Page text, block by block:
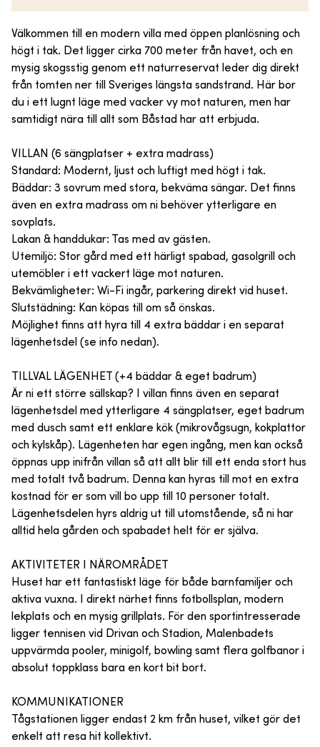
Välkommen till en modern villa med öppen planlösning och
högt i tak. Det ligger cirka 700 meter från havet, och en
mysig skogsstig genom ett naturreservat leder dig direkt
från tomten ner till Sveriges längsta sandstrand. Här bor
du i ett lugnt läge med vacker vy mot naturen, men har
samtidigt nära till allt som Båstad har att erbjuda.
VILLAN (6 sängplatser + extra madrass)
Standard: Modernt, ljust och luftigt med högt i tak.
Bäddar: 3 sovrum med stora, bekväma sängar. Det finns
även en extra madrass om ni behöver ytterligare en
sovplats.
Lakan & handdukar: Tas med av gästen.
Utemiljö: Stor gård med ett härligt spabad, gasolgrill och
utemöbler i ett vackert läge mot naturen.
Bekvämligheter: Wi-Fi ingår, parkering direkt vid huset.
Slutstädning: Kan köpas till om så önskas.
Möjlighet finns att hyra till 4 extra bäddar i en separat
lägenhetsdel (se info nedan).
TILLVAL LÄGENHET (+4 bäddar & eget badrum)
Är ni ett större sällskap? I villan finns även en separat
lägenhetsdel med ytterligare 4 sängplatser, eget badrum
med dusch samt ett enklare kök (mikrovågsugn, kokplattor
och kylskåp). Lägenheten har egen ingång, men kan också
öppnas upp inifrån villan så att allt blir till ett enda stort hus
med totalt två badrum. Denna kan hyras till mot en extra
kostnad för er som vill bo upp till 10 personer totalt.
Lägenhetsdelen hyrs aldrig ut till utomstående, så ni har
alltid hela gården och spabadet helt för er själva.
AKTIVITETER I NÄROMRÅDET
Huset har ett fantastiskt läge för både barnfamiljer och
aktiva vuxna. I direkt närhet finns fotbollsplan, modern
lekplats och en mysig grillplats. För den sportintresserade
ligger tennisen vid Drivan och Stadion, Malenbadets
uppvärmda pooler, minigolf, bowling samt flera golfbanor i
absolut toppklass bara en kort bit bort.
KOMMUNIKATIONER
Tågstationen ligger endast 2 km från huset, vilket gör det
enkelt att resa hit kollektivt.